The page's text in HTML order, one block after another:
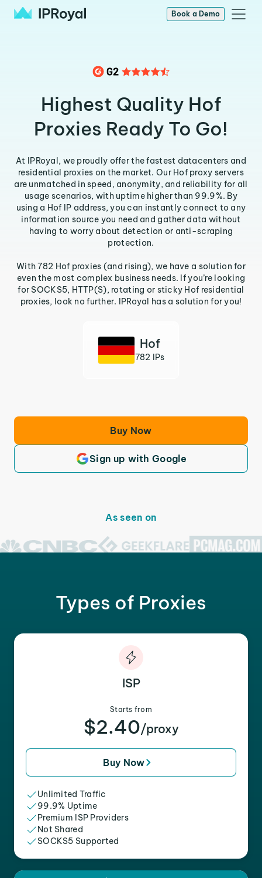
Book a Demo
Highest Quality Hof
Proxies Ready To Go!
At IPRoyal, we proudly offer the fastest datacenters and
residential proxies on the market. Our Hof proxy servers
are unmatched in speed, anonymity, and reliability for all
usage scenarios, with uptime higher than 99.9%. By
using a Hof IP address, you can instantly connect to any
information source you need and gather data without
having to worry about detection or anti-scraping
protection.
With 782 Hof proxies (and rising), we have a solution for
even the most complex business needs. If you’re looking
for SOCKS5, HTTP(S), rotating or sticky Hof residential
proxies, look no further. IPRoyal has a solution for you!
Hof
782 IPs
Buy Now
Sign up with Google
As seen on
Types of Proxies
ISP
Starts from
$2.40/proxy
Buy Now
Unlimited Traffic
99.9% Uptime
Premium ISP Providers
Not Shared
SOCKS5 Supported